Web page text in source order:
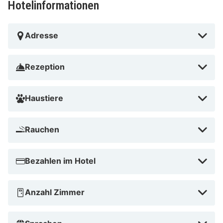
Vidsyn Galleri Grete Kvingedal und 12 km von Gjovik
Hotelinformationen
Adresse
Rezeption
Haustiere
Rauchen
Bezahlen im Hotel
Anzahl Zimmer